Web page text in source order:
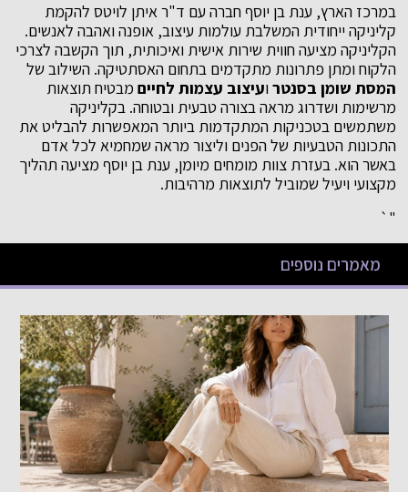
במרכז הארץ, ענת בן יוסף חברה עם ד"ר איתן לויטס להקמת
קליניקה ייחודית המשלבת עולמות עיצוב, אופנה ואהבה לאנשים.
הקליניקה מציעה חווית שירות אישית ואיכותית, תוך הקשבה לצרכי
הלקוח ומתן פתרונות מתקדמים בתחום האסתטיקה. השילוב של
המסת שומן בסנטרועיצוב עצמות לחייםמבטיח תוצאות
מרשימות ושדרוג מראה בצורה טבעית ובטוחה. בקליניקה
משתמשים בטכניקות המתקדמות ביותר המאפשרות להבליט את
התכונות הטבעיות של הפנים וליצור מראה שמחמיא לכל אדם
באשר הוא. בעזרת צוות מומחים מיומן, ענת בן יוסף מציעה תהליך
מקצועי ויעיל שמוביל לתוצאות מרהיבות.
"`
מאמרים נוספים